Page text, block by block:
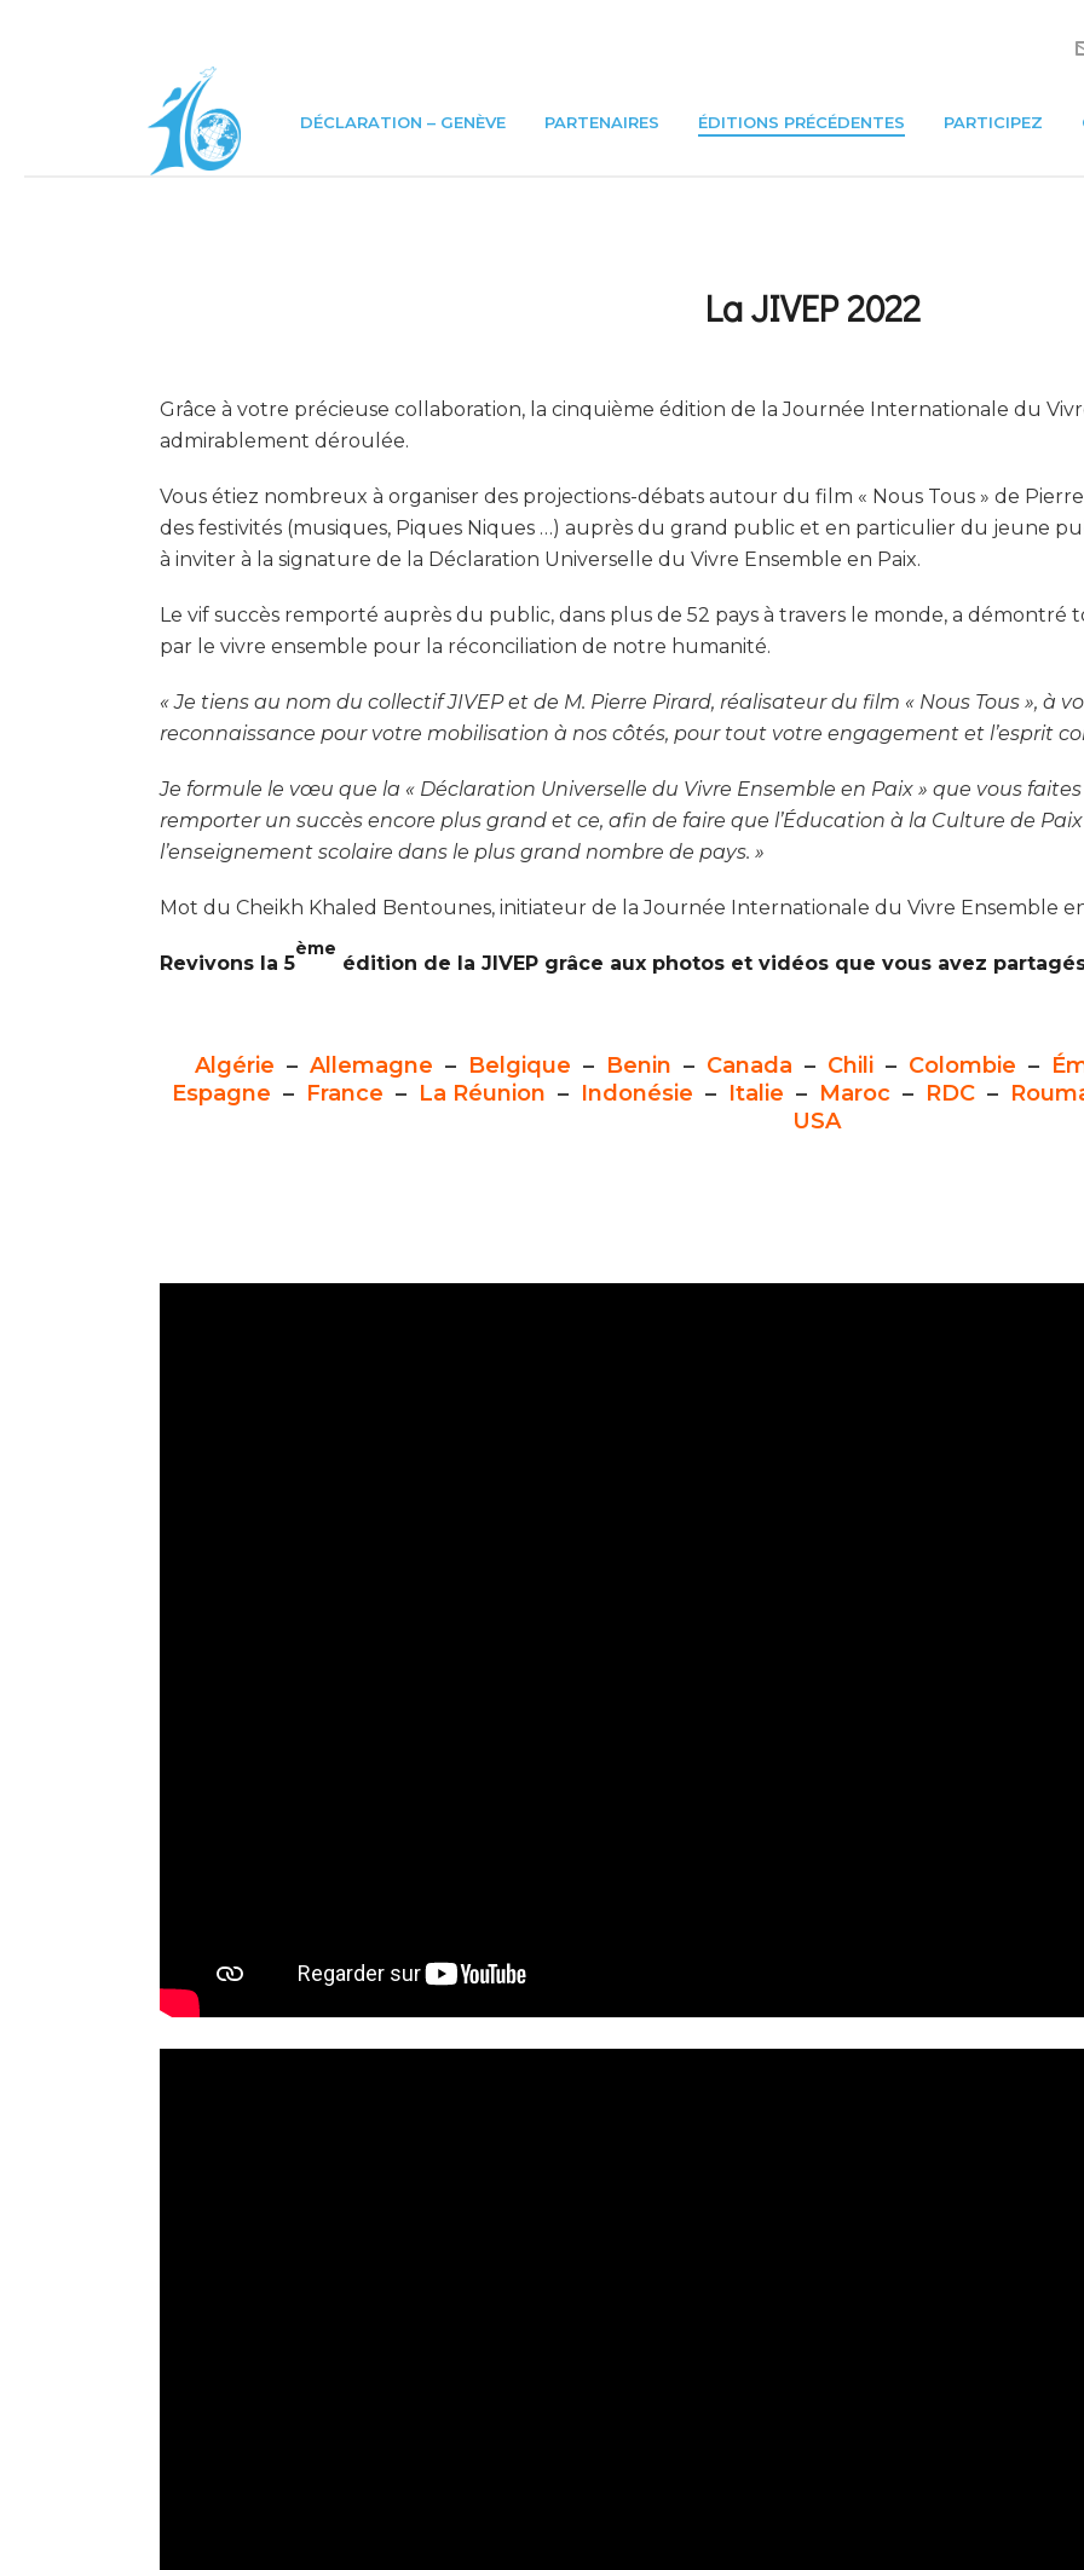
DÉCLARATION – GENÈVE PARTENAIRES ÉDITIONS PRÉCÉDENTES PARTICIPEZ
La JIVEP 2022
Grâce à votre précieuse collaboration, la cinquième édition de la Journée Internationale du
admirablement déroulée.
Vous étiez nombreux à organiser des projections-débats autour du film « Nous Tous » de
des festivités (musiques, Piques Niques …) auprès du grand public et en particulier du jeune
à inviter à la signature de la Déclaration Universelle du Vivre Ensemble en Paix.
Le vif succès remporté auprès du public, dans plus de 52 pays à travers le monde, a démontré
par le vivre ensemble pour la réconciliation de notre humanité.
« Je tiens au nom du collectif JIVEP et de M. Pierre Pirard, réalisateur du film « Nous Tous », à
reconnaissance pour votre mobilisation à nos côtés, pour tout votre engagement et l’esprit
Je formule le vœu que la « Déclaration Universelle du Vivre Ensemble en Paix » que vous
remporter un succès encore plus grand et ce, afin de faire que l’Éducation à la Culture de
l’enseignement scolaire dans le plus grand nombre de pays. »
Mot du Cheikh Khaled Bentounes, initiateur de la Journée Internationale du Vivre Ensemble
Revivons la 5
ème
édition de la JIVEP grâce aux photos et vidéos que vous avez
Algérie – Allemagne – Belgique – Benin – Canada – Chili– Colombie –
Espagne – France – La Réunion – Indonésie – Italie – Maroc – RDC–
USA